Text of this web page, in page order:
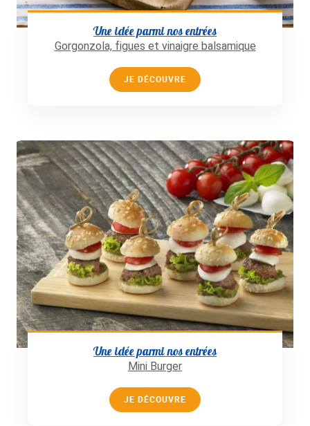
Une idée parmi nos entrées
Gorgonzola, figues et vinaigre balsamique
JE DÉCOUVRE
Une idée parmi nos entrées
Mini Burger
JE DÉCOUVRE